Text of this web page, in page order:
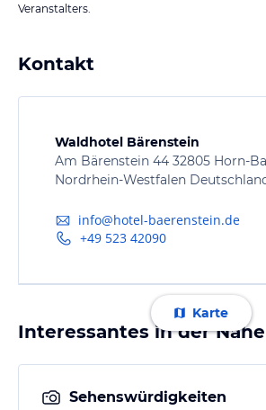
Veranstalters.
Kontakt
Waldhotel Bärenstein
Am Bärenstein 44 32805 Horn-
Nordrhein-Westfalen
info@hotel-baerenstein.de
+49 523 42090
Karte
Interessantes in der Nähe
Sehenswürdigkeiten